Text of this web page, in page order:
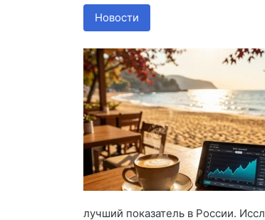
Новости
лучший показатель в России.